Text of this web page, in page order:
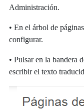
Administración.
• En el árbol de
configurar.
• Pulsar en la bandera
escribir el texto